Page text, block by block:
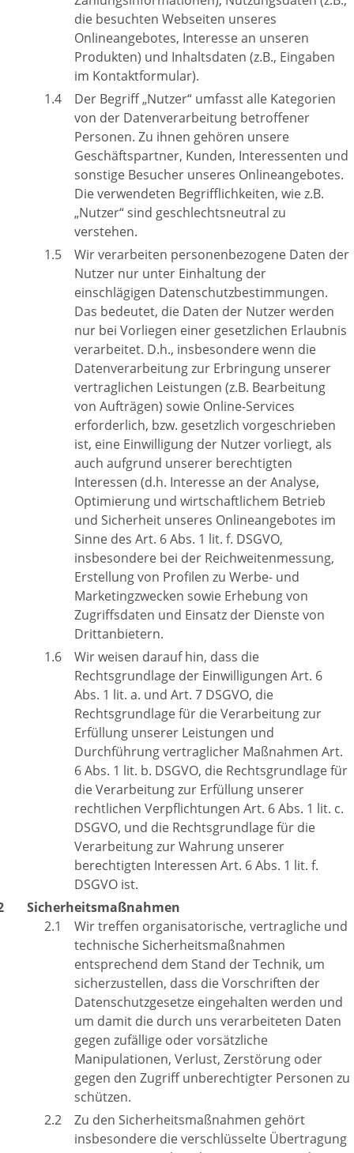
die besuchten Webseiten unseres
Onlineangebotes, Interesse an unseren
Produkten) und Inhaltsdaten (z.B., Eingaben
im Kontaktformular).
Der Begriff „Nutzer“ umfasst alle Kategorien
von der Datenverarbeitung betroffener
Personen. Zu ihnen gehören unsere
Geschäftspartner, Kunden, Interessenten und
sonstige Besucher unseres Onlineangebotes.
Die verwendeten Begrifflichkeiten, wie z.B.
„Nutzer“ sind geschlechtsneutral zu
verstehen.
Wir verarbeiten personenbezogene Daten der
Nutzer nur unter Einhaltung der
einschlägigen Datenschutzbestimmungen.
Das bedeutet, die Daten der Nutzer werden
nur bei Vorliegen einer gesetzlichen Erlaubnis
verarbeitet. D.h., insbesondere wenn die
Datenverarbeitung zur Erbringung unserer
vertraglichen Leistungen (z.B. Bearbeitung
von Aufträgen) sowie Online-Services
erforderlich, bzw. gesetzlich vorgeschrieben
ist, eine Einwilligung der Nutzer vorliegt, als
auch aufgrund unserer berechtigten
Interessen (d.h. Interesse an der Analyse,
Optimierung und wirtschaftlichem Betrieb
und Sicherheit unseres Onlineangebotes im
Sinne des Art. 6 Abs. 1 lit. f. DSGVO,
insbesondere bei der Reichweitenmessung,
Erstellung von Profilen zu Werbe- und
Marketingzwecken sowie Erhebung von
Zugriffsdaten und Einsatz der Dienste von
Drittanbietern.
Wir weisen darauf hin, dass die
Rechtsgrundlage der Einwilligungen Art. 6
Abs. 1 lit. a. und Art. 7 DSGVO, die
Rechtsgrundlage für die Verarbeitung zur
Erfüllung unserer Leistungen und
Durchführung vertraglicher Maßnahmen Art.
6 Abs. 1 lit. b. DSGVO, die Rechtsgrundlage für
die Verarbeitung zur Erfüllung unserer
rechtlichen Verpflichtungen Art. 6 Abs. 1 lit. c.
DSGVO, und die Rechtsgrundlage für die
Verarbeitung zur Wahrung unserer
berechtigten Interessen Art. 6 Abs. 1 lit. f.
DSGVO ist.
Sicherheitsmaßnahmen
Wir treffen organisatorische, vertragliche und
technische Sicherheitsmaßnahmen
entsprechend dem Stand der Technik, um
sicherzustellen, dass die Vorschriften der
Datenschutzgesetze eingehalten werden und
um damit die durch uns verarbeiteten Daten
gegen zufällige oder vorsätzliche
Manipulationen, Verlust, Zerstörung oder
gegen den Zugriff unberechtigter Personen zu
schützen.
Zu den Sicherheitsmaßnahmen gehört
insbesondere die verschlüsselte Übertragung